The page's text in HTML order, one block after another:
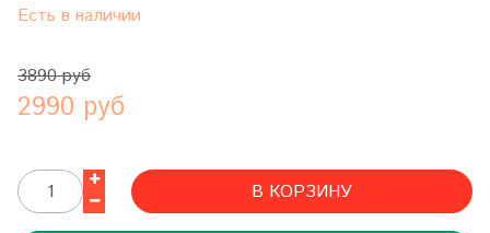
Есть в наличии
3890 руб
2990 руб
В КОРЗИНУ